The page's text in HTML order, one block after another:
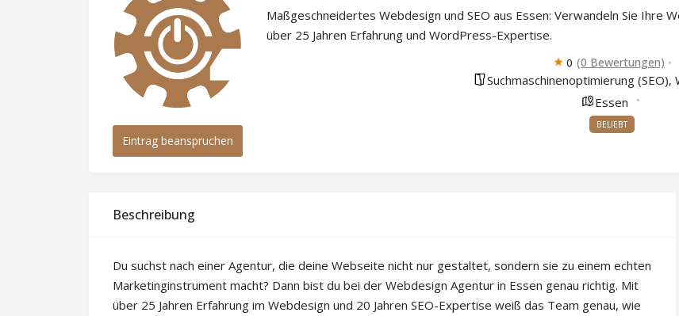
Eintrag beanspruchen
Maßgeschneidertes Webdesign und SEO aus Essen: Verwandeln Sie
über 25 Jahren Erfahrung und WordPress-Expertise.
0 (0 Bewertungen)
Suchmaschinenoptimierung (SEO),
Essen
BELIEBT
Beschreibung
Du suchst nach einer Agentur, die deine Webseite nicht nur gestaltet, sondern sie zu einem echten
Marketinginstrument macht? Dann bist du bei der Webdesign Agentur in Essen genau richtig. Mit
über 25 Jahren Erfahrung im Webdesign und 20 Jahren SEO-Expertise weiß das Team genau, wie